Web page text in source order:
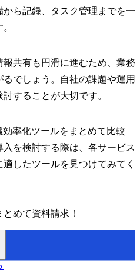
ら記録、タスク管理までを一
共有も円滑に進むため、業務
でしょう。自社の課題や運用
することが大切です。
率化ツールをまとめて比較
を検討する際は、各サービス
したツールを見つけてみてく
めて資料請求！